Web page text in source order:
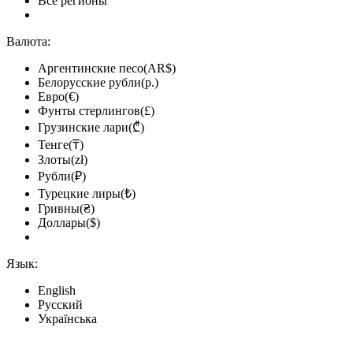
Валюта:
Аргентинские песо(AR$)
Белорусские рубли(р.)
Евро(€)
Фунты стерлингов(£)
Грузинские лари(₾)
Тенге(₸)
Злоты(zł)
Рубли(₽)
Турецкие лиры(₺)
Гривны(₴)
Доллары($)
Язык:
English
Русский
Українська